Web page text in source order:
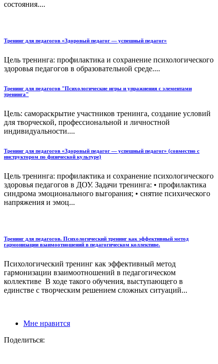
состояния....
Тренинг для педагогов «Здоровый педагог — успешный педагог»
Цель тренинга: профилактика и сохранение психологического
здоровья педагогов в образовательной среде....
Тренинг для педагогов "Психологические игры и упражнения с элементами
тренинга"
Цель: самораскрытие участников тренинга, создание условий
для творческой, профессиональной и личностной
индивидуальности....
Тренинг для педагогов «Здоровый педагог — успешный педагог» (совместно с
инструктором по физической культуре)
Цель тренинга: профилактика и сохранение психологического
здоровья педагогов в ДОУ. Задачи тренинга: • профилактика
синдрома эмоционального выгорания; • снятие психического
напряжения и эмоц...
Тренинг для педагогов. Психологический тренинг как эффективный метод
гармонизации взаимоотношений в педагогическом коллективе.
Психологический тренинг как эффективный метод
гармонизации взаимоотношений в педагогическом
коллективе В ходе такого обучения, выступающего в
единстве с творческим решением сложных ситуаций...
Мне нравится
Поделиться: